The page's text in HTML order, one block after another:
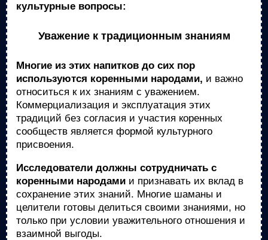
культурные вопросы:
Уважение к традиционным знаниям
Многие из этих напитков до сих пор
используются коренными народами, и важно
относиться к их знаниям с уважением.
Коммерциализация и эксплуатация этих
традиций без согласия и участия коренных
сообществ является формой культурного
присвоения.
Исследователи должны сотрудничать с
коренными народами и признавать их вклад в
сохранение этих знаний. Многие шаманы и
целители готовы делиться своими знаниями, но
только при условии уважительного отношения и
взаимной выгоды.